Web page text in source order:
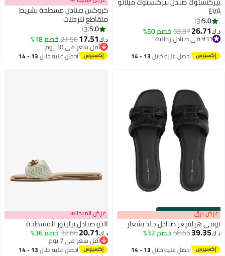
EVA
5.0
3
د.ك‏26.71
53.87خصم 50%
#31 في صنادل رجالية
احصل عليه خلال 13 - 14
كروكس صنادل مسطحة بشريط
متقاطع للرحلات
5.0
3
د.ك‏17.51
21.56خصم 18%
أقل سعر في 30 يوم
أقل سعر في 30 يوماحصل عليه خلال 13 - 14
00m:00s
·باقي 100%
3
عرض برق
تومي هيلفيغر صنادل جلد بشعار
د.ك‏39.35
58.65خصم 32%
احصل عليه خلال 13 - 14
2
عرض الميجا 📣
الدو صنادل بيلينور المسطحة
د.ك‏20.71
32.86خصم 36%
أقل سعر في 7 يوم
أقل سعر في 7 يوماحصل عليه خلال 13 - 14